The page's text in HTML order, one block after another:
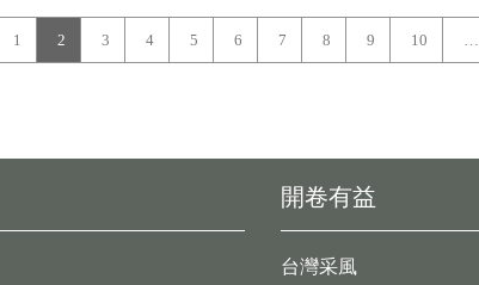
1 2 3 4 5 6 7 8 9 10 …
開卷有益
台灣采風